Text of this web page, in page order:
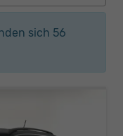
sich 56